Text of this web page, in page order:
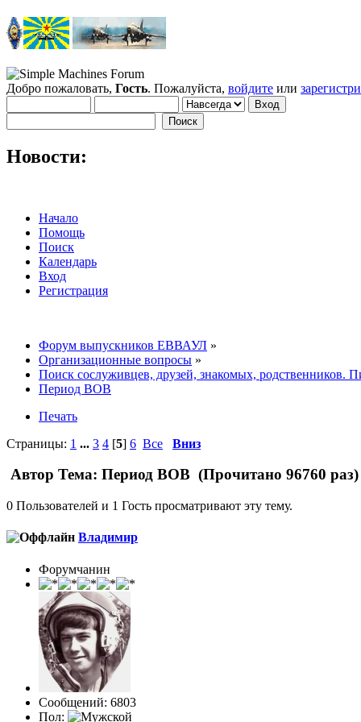
Добро пожаловать, Гость. Пожалуйста, войдите или
Новости:
Начало
Помощь
Поиск
Календарь
Вход
Регистрация
Форум выпускников ЕВВАУЛ »
Организационные вопросы »
Поиск сослуживцев, друзей, знакомых, родственников.
Период ВОВ
Печать
Страницы: 1 ... 3 4 [5] 6 Все Вниз
Автор Тема: Период ВОВ (Прочитано 96760 раз)
0 Пользователей и 1 Гость просматривают эту тему.
Влaдимир
Форумчанин
Сообщений: 6803
Пол: